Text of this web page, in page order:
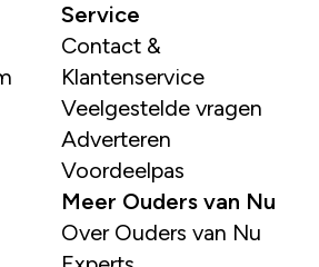
Service
Contact &
Klantenservice
Veelgestelde vragen
Adverteren
Voordeelpas
Meer Ouders van Nu
Over Ouders van Nu